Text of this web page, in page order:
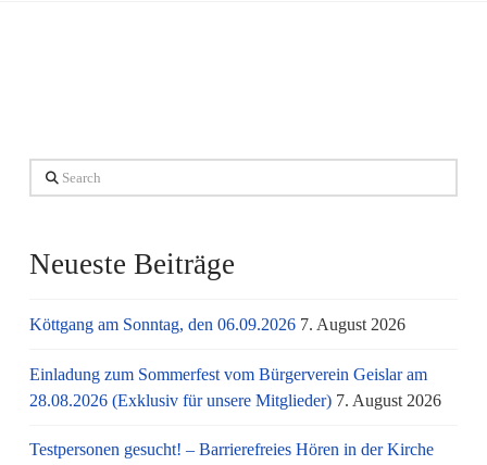
Search
Neueste Beiträge
Köttgang am Sonntag, den 06.09.2026 7. August 2026
Einladung zum Sommerfest vom Bürgerverein Geislar am
28.08.2026 (Exklusiv für unsere Mitglieder) 7. August 2026
Testpersonen gesucht! – Barrierefreies Hören in der Kirche